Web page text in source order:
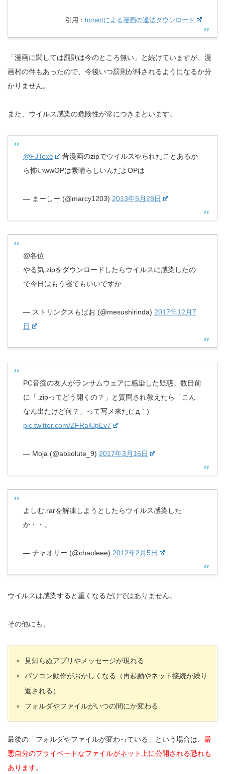
引用：torrentによる漫画の違法ダウンロード
「漫画に関しては罰則は今のところ無い」と続けていますが、漫
画村の件もあったので、今後いつ罰則が科されるようになるか分
かりません。
また、ウイルス感染の危険性が常につきまといます。
@FJTexe
昔漫画のzipでウイルスやられたことあるか
ら怖いwwOPは素晴らしいんだよOPは
— まーしー (@marcy1203) 2013年5月28日
@各位
やる気.zipをダウンロードしたらウイルスに感染したの
で今日はもう寝てもいいですか
— ストリングスもばお (@mesushirinda) 2017年12月7
日
PC音痴の友人がランサムウェアに感染した疑惑。数日前
に「.zipってどう開くの？」と質問され教えたら「こん
なん出たけど何？」って写メ来た(;´д｀)
pic.twitter.com/ZFRaiUpEv7
— Moja (@absolute_9) 2017年3月16日
よしむ.rarを解凍しようとしたらウイルス感染した
か・・。
— チャオリー (@chaoleee) 2012年2月5日
ウイルスは感染すると重くなるだけではありません。
その他にも、
見知らぬアプリやメッセージが現れる
パソコン動作がおかしくなる（再起動やネット接続が繰り
返される）
フォルダやファイルがいつの間にか変わる
最後の「フォルダやファイルが変わっている」という場合は、 最
悪自分のプライベートなファイルがネット上に公開される恐れも
あります。